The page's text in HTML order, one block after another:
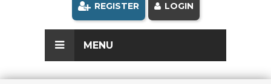
REGISTER LOGIN
MENU